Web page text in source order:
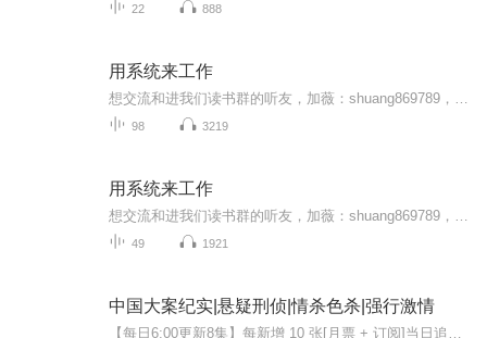
22 888
用系统来工作
98 3219
用系统来工作
49 1921
中国大案纪实|悬疑刑侦|情杀色杀|强行激情